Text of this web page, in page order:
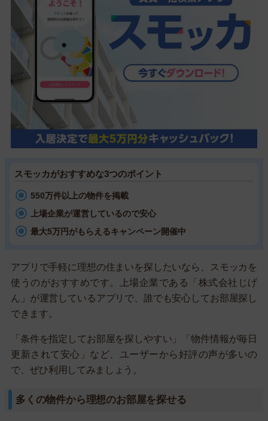
スモッカがおすすめな3つのポイント
550万件以上の物件を掲載
上場企業が運営しているので安心
最大5万円がもらえるキャンペーン開催中
アプリで手軽に理想の住まいを探したいなら、スモッカを
使うのがおすすめです。上場企業である「株式会社じげ
ん」が運営しているアプリで、誰でも安心してお部屋探し
できます。
「条件を指定してお部屋を探しやすい」「物件情報が毎日
更新されて安心」など、ユーザーから好評の声が多いの
で、ぜひ利用してみましょう。
多くの物件から理想のお部屋を探せる